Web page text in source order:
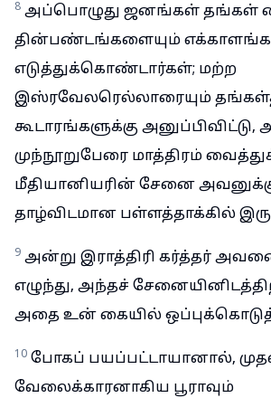
8 அப்பொழுது ஜனங்கள் தங்கள்
தின்பண்டங்களையும்
எடுத்துக்கொண்டார்கள்; மற்ற
இஸ்ரவேலரெல்லாரையும்
கூடாரங்களுக்கு அனுப்பிவிட்டு,
முந்நூறுபேரை மாத்திரம்
மீதியானியரின் சேனை
தாழ்விடமான பள்ளத்தாக்கில்
9 அன்று இராத்திரி கர்த்தர்
எழுந்து, அந்தச்
அதை உன் கையில்
10 போகப் பயப்பட்டாயானால்,
வேலைக்காரனாகிய பூராவும்